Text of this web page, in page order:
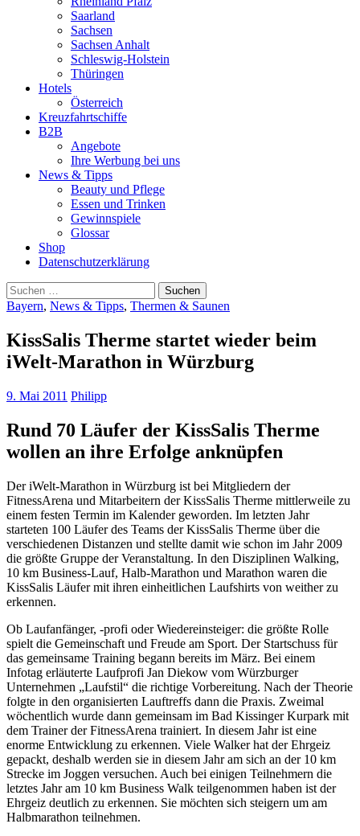
Saarland
Sachsen
Sachsen Anhalt
Schleswig-Holstein
Thüringen
Hotels
Österreich
Kreuzfahrtschiffe
B2B
Angebote
Ihre Werbung bei uns
News & Tipps
Beauty und Pflege
Essen und Trinken
Gewinnspiele
Glossar
Shop
Datenschutzerklärung
Suchen
nach:
Bayern, News & Tipps, Thermen & Saunen
KissSalis Therme startet wieder beim
iWelt-Marathon in Würzburg
9. Mai 2011 Philipp
Rund 70 Läufer der KissSalis Therme
wollen an ihre Erfolge anknüpfen
Der iWelt-Marathon in Würzburg ist bei Mitgliedern der
FitnessArena und Mitarbeitern der KissSalis Therme mittlerweile zu
einem festen Termin im Kalender geworden. Im letzten Jahr
starteten 100 Läufer des Teams der KissSalis Therme über die
verschiedenen Distanzen und stellte damit wie schon im Jahr 2009
die größte Gruppe der Veranstaltung. In den Disziplinen Walking,
10 km Business-Lauf, Halb-Marathon und Marathon waren die
KissSalis Läufer mit ihren einheitlichen Laufshirts von weither zu
erkennen.
Ob Laufanfänger, -profi oder Wiedereinsteiger: die größte Rolle
spielt die Gemeinschaft und Freude am Sport. Der Startschuss für
das gemeinsame Training begann bereits im März. Bei einem
Infotag erläuterte Laufprofi Jan Diekow vom Würzburger
Unternehmen „Laufstil“ die richtige Vorbereitung. Nach der Theorie
folgte in den organisierten Lauftreffs dann die Praxis. Zweimal
wöchentlich wurde dann gemeinsam im Bad Kissinger Kurpark mit
dem Trainer der FitnessArena trainiert. In diesem Jahr ist eine
enorme Entwicklung zu erkennen. Viele Walker hat der Ehrgeiz
gepackt, deshalb werden sie in diesem Jahr am sich an der 10 km
Strecke im Joggen versuchen. Auch bei einigen Teilnehmern die
letztes Jahr am 10 km Business Walk teilgenommen haben ist der
Ehrgeiz deutlich zu erkennen. Sie möchten sich steigern um am
Halbmarathon teilnehmen.